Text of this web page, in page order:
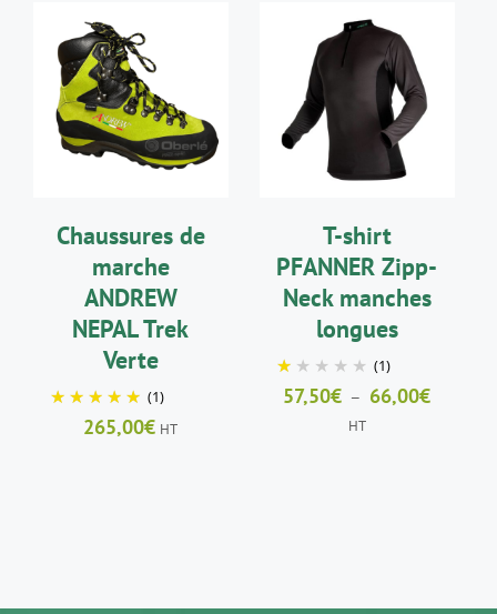
295,00€
à
423,00€
CHOIX DES
OPTIONSCE
PRODUIT
A
PLUSIEURS
OPTIONS
ÊTRE
CHOISIES
SUR
LA
PAGE
DU
PRODUIT
/
DÉTAILS
Chaussures de
marche
ANDREW
NEPAL Trek
Verte
(1)
265,00€ HT
CHOIX DES
OPTIONS CE
PRODUIT
A
PLUSIEURS
OPTIONS
PEUVENT
ÊTRE
CHOISIES
SUR
LA
PAGE
DU
PRODUIT
/
DÉTAILS
T-shirt
PFANNER Zipp-
Neck manches
longues
(1)
57,50€ – 66,00€Plage
HT